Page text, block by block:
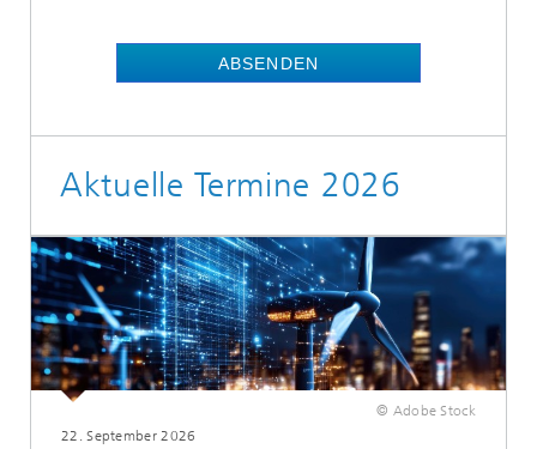
ABSENDEN
Aktuelle Termine 2026
© Adobe Stock
22. September 2026